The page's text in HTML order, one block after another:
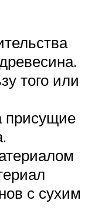
того или
присущие
с сухим